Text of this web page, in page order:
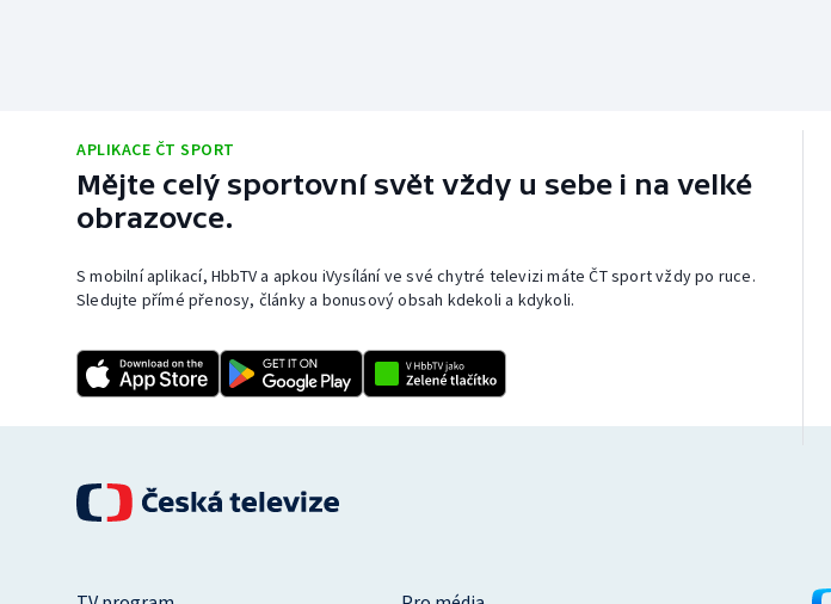
APLIKACE ČT SPORT
Mějte celý sportovní svět vždy u sebe i na velké
obrazovce.
S mobilní aplikací, HbbTV a apkou iVysílání ve své chytré televizi máte ČT sport vždy po ruce.
Sledujte přímé přenosy, články a bonusový obsah kdekoli a kdykoli.